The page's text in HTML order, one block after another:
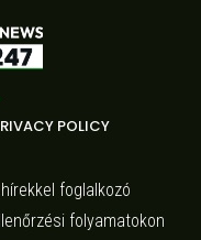
POLICY
foglalkozó
folyamatokon